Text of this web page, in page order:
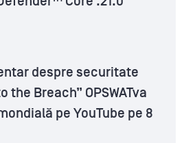
despre securitate
Breach” OPSWATva
pe YouTube pe 8